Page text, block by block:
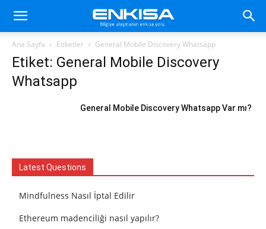
Ana Sayfa Etiketler General Mobile Discovery Whatsapp
Etiket: General Mobile Discovery
Whatsapp
General Mobile Discovery Whatsapp Var mı?
Latest Questions
Mindfulness Nasıl İptal Edilir
Ethereum madenciliği nasıl yapılır?